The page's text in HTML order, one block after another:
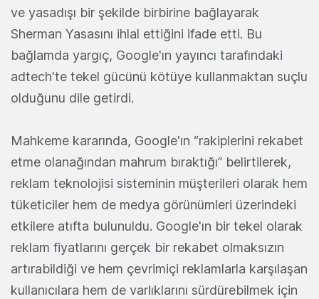
ve yasadışı bir şekilde birbirine bağlayarak
Sherman Yasasını ihlal ettiğini ifade etti. Bu
bağlamda yargıç, Google'ın yayıncı tarafındaki
adtech'te tekel gücünü kötüye kullanmaktan suçlu
olduğunu dile getirdi.
Mahkeme kararında, Google'ın “rakiplerini rekabet
etme olanağından mahrum bıraktığı” belirtilerek,
reklam teknolojisi sisteminin müşterileri olarak hem
tüketiciler hem de medya görünümleri üzerindeki
etkilere atıfta bulunuldu. Google'ın bir tekel olarak
reklam fiyatlarını gerçek bir rekabet olmaksızın
artırabildiği ve hem çevrimiçi reklamlarla karşılaşan
kullanıcılara hem de varlıklarını sürdürebilmek için